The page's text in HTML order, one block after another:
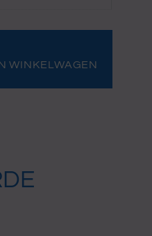
WINKELWAGEN